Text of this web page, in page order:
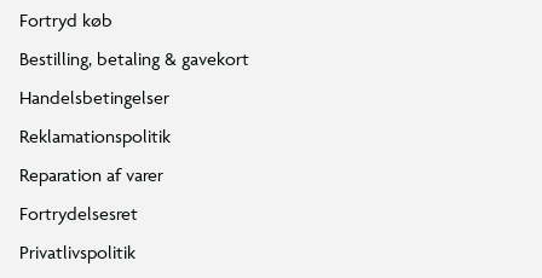
Fortryd køb
Bestilling, betaling & gavekort
Handelsbetingelser
Reklamationspolitik
Reparation af varer
Fortrydelsesret
Privatlivspolitik